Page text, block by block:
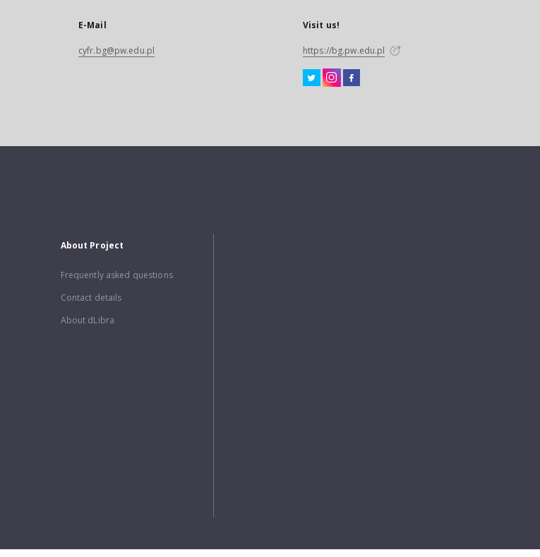
E-Mail
cyfr.bg@pw.edu.pl
Visit us!
https://bg.pw.edu.pl
About Project
Frequently asked questions
Contact details
About dLibra